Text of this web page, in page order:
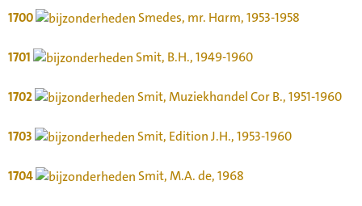
1700 Smedes, mr. Harm, 1953-1958
1701 Smit, B.H., 1949-1960
1702 Smit, Muziekhandel Cor B., 1951-1960
1703 Smit, Edition J.H., 1953-1960
1704 Smit, M.A. de, 1968